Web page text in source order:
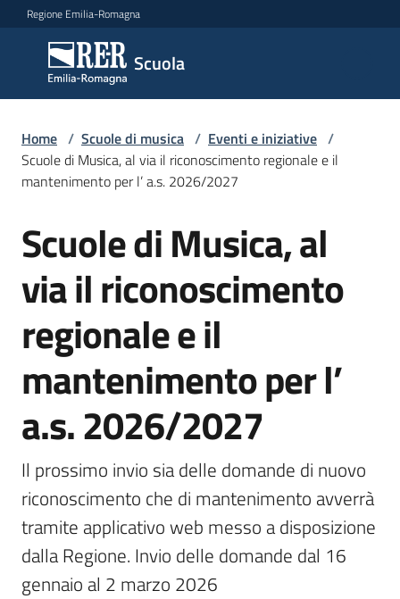
Vai al contenuto
Vai alla navigazione
Vai al footer
Regione Emilia-Romagna
Scuola
Scuola
Argomenti
Servizi
Leggi,
atti
e
bandi
Piani,
programmi
progetti
Seguici
Home / Scuole di musica / Eventi e iniziative /
Scuole di Musica, al via il riconoscimento regionale e il
mantenimento per l’ a.s. 2026/2027
Salta al contenuto
Scuole di Musica, al
via il riconoscimento
regionale e il
mantenimento per l’
a.s. 2026/2027
Il prossimo invio sia delle domande di nuovo
riconoscimento che di mantenimento avverrà
tramite applicativo web messo a disposizione
dalla Regione. Invio delle domande dal 16
gennaio al 2 marzo 2026